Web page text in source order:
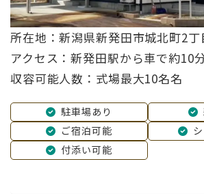
所在地：新潟県新発田市城北町2
アクセス：新発田駅から車で約10
収容可能人数：式場最大10名名
駐車場あり
ご宿泊可能
付添い可能